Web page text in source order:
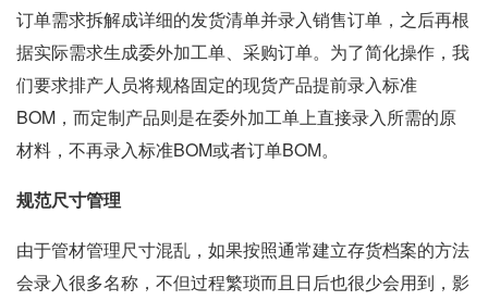
订单需求拆解成详细的发货清单并录入销售订单，之后再根
据实际需求生成委外加工单、采购订单。为了简化操作，我
们要求排产人员将规格固定的现货产品提前录入标准
BOM，而定制产品则是在委外加工单上直接录入所需的原
材料，不再录入标准BOM或者订单BOM。
规范尺寸管理
由于管材管理尺寸混乱，如果按照通常建立存货档案的方法
会录入很多名称，不但过程繁琐而且日后也很少会用到，影